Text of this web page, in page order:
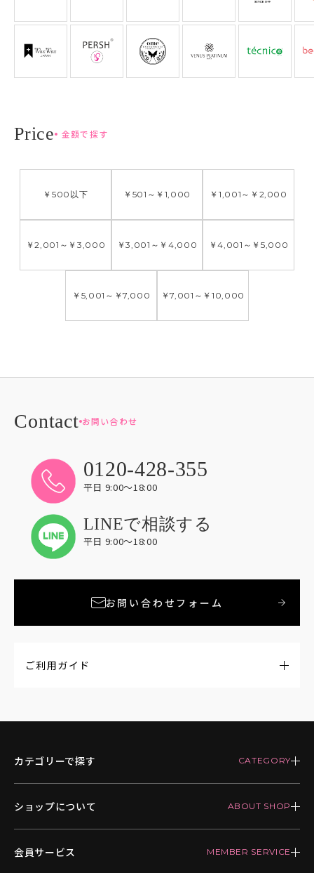
金額で探す
￥500 以下 ￥501 ～ ￥1,000 ￥1,001 ～ ￥2,000
￥2,001 ～ ￥3,000 ￥3,001 ～ ￥4,000 ￥4,001 ～ ￥5,000
￥5,001 ～ ￥7,000 ￥7,001 ～ ￥10,000
お問い合わせ
0120-428-355
平日 9:00〜18:00
LINEで相談する
平日 9:00〜18:00
お問い合わせフォーム
ご利用ガイド
カテゴリーで探す
ショップについて
会員サービス